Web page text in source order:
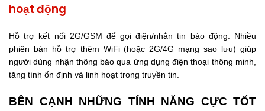
hoạt động
Hỗ trợ kết nối 2G/GSM để gọi điện/nhắn tin báo động. Nhiều
phiên bản hỗ trợ thêm WiFi (hoặc 2G/4G mạng sao lưu) giúp
người dùng nhận thông báo qua ứng dụng điện thoại thông minh,
tăng tính ổn định và linh hoạt trong truyền tin.
BÊN CẠNH NHỮNG TÍNH NĂNG CỰC TỐT